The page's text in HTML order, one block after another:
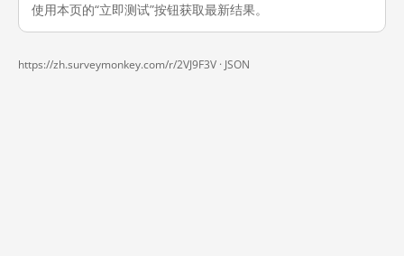
使用本页的“立即测试”按钮获取最新结果。
https://zh.surveymonkey.com/r/2VJ9F3V · JSON